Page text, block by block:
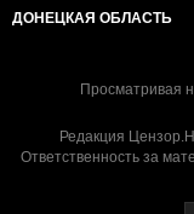
ДОНЕЦКАЯ ОБЛАСТЬ
Просматривая
Редакция
Ответственность за